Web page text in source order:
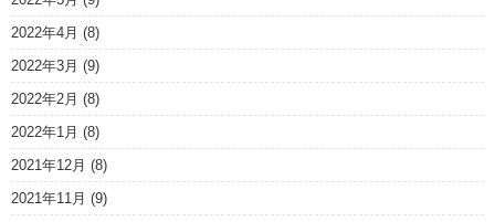
2022年4月 (8)
2022年3月 (9)
2022年2月 (8)
2022年1月 (8)
2021年12月 (8)
2021年11月 (9)